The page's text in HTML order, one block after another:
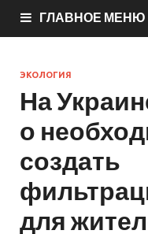
ГЛАВНОЕ МЕНЮ
ЭКОЛОГИЯ
На
о
создать
для